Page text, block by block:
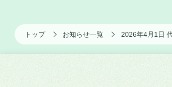
トップ お知らせ一覧 2026年4月1日